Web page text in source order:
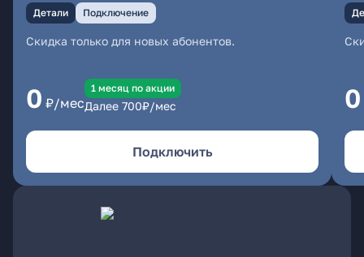
Детали Подключение
Скидка только для новых абонентов.
0 ₽/мес
1 месяц по акции
Далее 700₽/мес
Подключить
0